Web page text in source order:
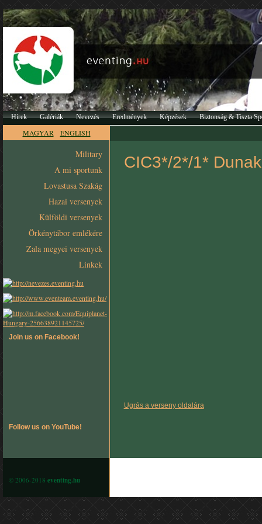
Hírek Galériák Nevezés Eredmények Képzések Biztonság & Tiszta
MAGYAR ENGLISH
Military
A mi sportunk
Lovastusa Szakág
Hazai versenyek
Külföldi versenyek
Örkénytábor emlékére
Zala megyei versenyek
Linkek
Join us on Facebook!
Follow us on YouTube!
CIC3*/2*/1*
Ugrás a verseny oldalára
© 2006-2018 eventing.hu